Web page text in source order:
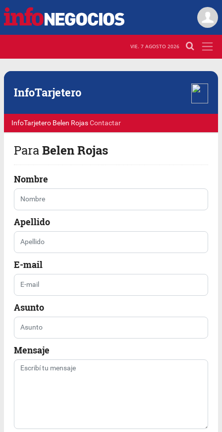
VIE. 7 AGOSTO 2026
InfoTarjetero
InfoTarjetero Belen RojasContactar
ParaBelen Rojas
Nombre
Apellido
E-mail
Asunto
Mensaje